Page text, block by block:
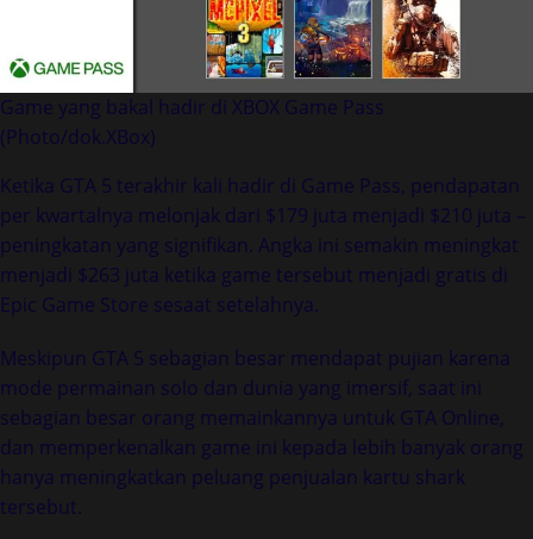
Game yang bakal hadir di XBOX Game Pass
(Photo/dok.XBox)
Ketika GTA 5 terakhir kali hadir di Game Pass, pendapatan
per kwartalnya melonjak dari $179 juta menjadi $210 juta –
peningkatan yang signifikan. Angka ini semakin meningkat
menjadi $263 juta ketika game tersebut menjadi gratis di
Epic Game Store sesaat setelahnya.
Meskipun GTA 5 sebagian besar mendapat pujian karena
mode permainan solo dan dunia yang imersif, saat ini
sebagian besar orang memainkannya untuk GTA Online,
dan memperkenalkan game ini kepada lebih banyak orang
hanya meningkatkan peluang penjualan kartu shark
tersebut.